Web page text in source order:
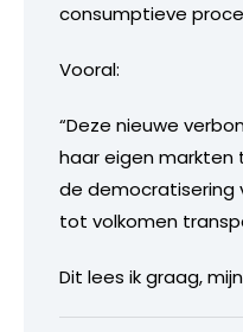
consumptieve
Vooral:
“Deze nieuwe
haar eigen markten
de democratisering
tot volkomen
Dit lees ik graag,